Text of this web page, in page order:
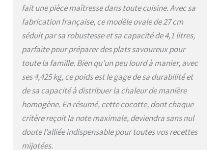
grils, Poignées des deux
Passe au lave-vaisselle,
Garantie à vie Contenu : 1x
Cocotte en Fonte Émaillée
Signature avec Couvercle,
Ø 27 cm, Ovale, 4.1 L,
Dimensions avec poignées
et couvercle : 35.2 x 22.6 x
Couleur : Chambray,
21178274344441
fait une pièce maîtresse dans toute cuisine. Avec sa
fabrication française, ce modèle ovale de 27 cm
séduit par sa robustesse et sa capacité de 4,1 litres,
parfaite pour préparer des plats savoureux pour
toute la famille. Bien qu’un peu lourd à manier, avec
ses 4,425 kg, ce poids est le gage de sa durabilité et
de sa capacité à distribuer la chaleur de manière
homogène. En résumé, cette cocotte, dont chaque
critère reçoit la note maximale, deviendra sans nul
doute l’alliée indispensable pour toutes vos recettes
mijotées.